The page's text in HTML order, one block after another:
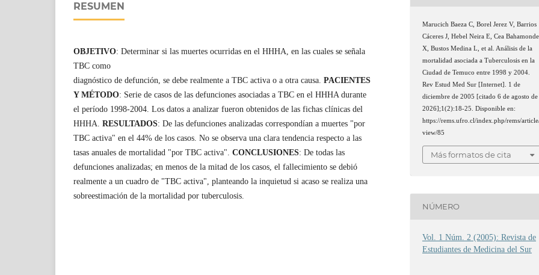
RESUMEN
OBJETIVO: Determinar si las muertes ocurridas en el HHHA, en las cuales se señala
TBC como
diagnóstico de defunción, se debe realmente a TBC activa o a otra causa. PACIENTES
Y MÉTODO: Serie de casos de las defunciones asociadas a TBC en el HHHA durante
el período 1998-2004. Los datos a analizar fueron obtenidos de las fichas clínicas del
HHHA. RESULTADOS: De las defunciones analizadas correspondían a muertes "por
TBC activa" en el 44% de los casos. No se observa una clara tendencia respecto a las
tasas anuales de mortalidad "por TBC activa". CONCLUSIONES: De todas las
defunciones analizadas; en menos de la mitad de los casos, el fallecimiento se debió
realmente a un cuadro de "TBC activa", planteando la inquietud si acaso se realiza una
sobreestimación de la mortalidad por tuberculosis.
Marucich Baeza C, Borel Jerez V, Barrios
Cáceres J, Hebel Neira E, Cea Bahamonde
X, Bustos Medina L, et al. Análisis de la
mortalidad asociada a Tuberculosis en la
Ciudad de Temuco entre 1998 y 2004.
Rev Estud Med Sur [Internet]. 1 de
diciembre de 2005 [citado 6 de agosto de
2026];1(2):18-25. Disponible en:
https://rems.ufro.cl/index.php/rems/
view/85
Más formatos de cita
NÚMERO
Vol. 1 Núm. 2 (2005): Revista de
Estudiantes de Medicina del Sur